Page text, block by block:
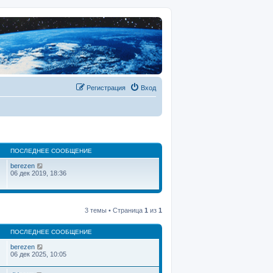
Вход
Регистрация
ПОСЛЕДНЕЕ СООБЩЕНИЕ
berezen
е
й
п
о
с
е
д
н
06 дек 2019, 18:36
3 темы • Страница 1 из 1
ПОСЛЕДНЕЕ СООБЩЕНИЕ
berezen
06 дек 2025, 10:05